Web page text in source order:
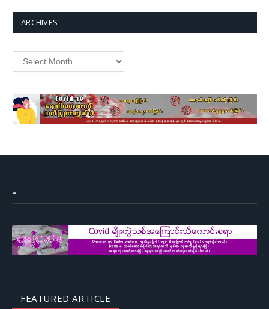
ARCHIVES
Archives
–
FEATURED ARTICLE